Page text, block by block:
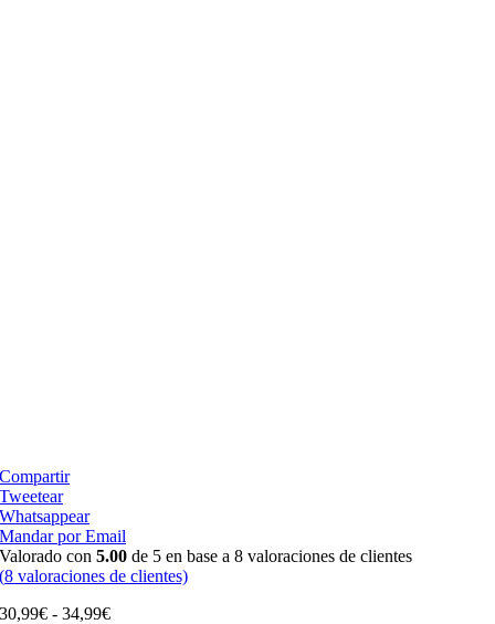
Compartir
Tweetear
Whatsappear
Mandar por Email
Valorado con5.00 de 5 en base a8 valoraciones de clientes
(8 valoraciones de clientes)
30,99€ - 34,99€Rango